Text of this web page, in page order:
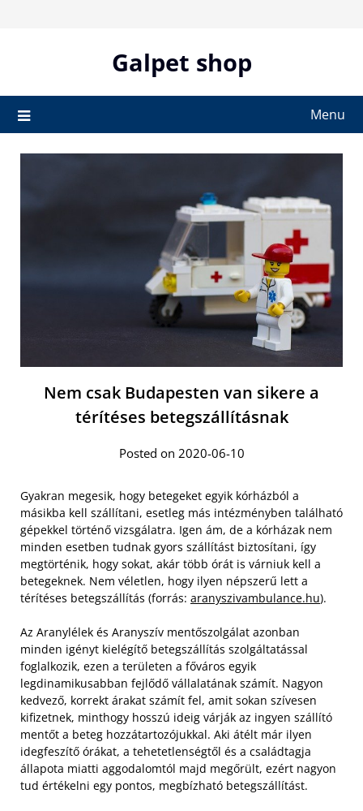
Galpet shop
Menu
Nem csak Budapesten van sikere a
térítéses betegszállításnak
Posted on 2020-06-10
Gyakran megesik, hogy betegeket egyik kórházból a
másikba kell szállítani, esetleg más intézményben található
gépekkel történő vizsgálatra. Igen ám, de a kórházak nem
minden esetben tudnak gyors szállítást biztosítani, így
megtörténik, hogy sokat, akár több órát is várniuk kell a
betegeknek. Nem véletlen, hogy ilyen népszerű lett a
térítéses betegszállítás (forrás: aranyszivambulance.hu).
Az Aranylélek és Aranyszív mentőszolgálat azonban
minden igényt kielégítő betegszállítás szolgáltatással
foglalkozik, ezen a területen a főváros egyik
legdinamikusabban fejlődő vállalatának számít. Nagyon
kedvező, korrekt árakat számít fel, amit sokan szívesen
kifizetnek, minthogy hosszú ideig várják az ingyen szállító
mentőt a beteg hozzátartozójukkal. Aki átélt már ilyen
idegfeszítő órákat, a tehetetlenségtől és a családtagja
állapota miatti aggodalomtól majd megőrült, ezért nagyon
tud értékelni egy pontos, megbízható betegszállítást.